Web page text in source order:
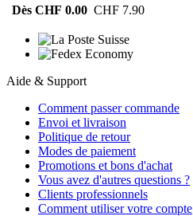
Dès CHF 0.00 CHF 7.90
Aide & Support
Comment passer commande
Envoi et livraison
Politique de retour
Modes de paiement
Promotions et bons d'achat
Vous avez d'autres questions ?
Clients professionnels
Comment utiliser votre compte